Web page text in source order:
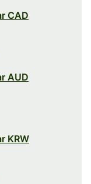
CAD
AUD
KRW